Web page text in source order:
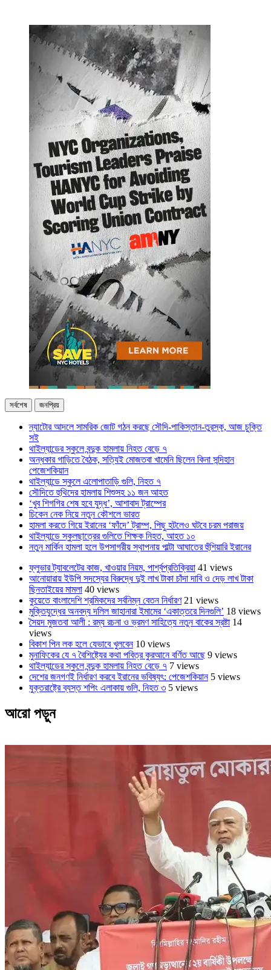
সর্বশেষ জনপ্রিয়
ন্যাটোর আদলে সামরিক জোট গঠন করছে সৌদি-পাকিস্তান-তুরস্ক, আজ চুক্তি
সই
থাইল্যান্ডের স্কুলে বন্দুক হামলায় নিহত বেড়ে ৭
অন্ধকার গাড়িতে বৈঠক, সত্যিই মোজতবা খামেনি ছিলেন কিনা সন্দিহান
পেজেশকিয়ান
থাইল্যান্ডে স্কুলে এলোপাতাড়ি গুলি, নিহত ৭
সৌদিতে হুথিদের হামলায় শিশুসহ ১১ জন আহত
‘খুব শিগগির শেষ হবে যুদ্ধ’, আশাবাদ ট্রাম্পের
চিকেন নেক নিয়ে নতুন কৌশলে ভারত
হামলা করতে গিয়ে ইরানের ‘ফাঁদে’ ট্রাম্প, পিছু হটলেও ঘটবে চরম পরাজয়
থাইল্যান্ডে স্কুলছাত্রের গুলিতে শিক্ষক নিহত, আহত ১০
নতুন মার্কিন হামলা হলে উপসাগরীয় স্থাপনায় পাল্টা আঘাতের হুঁশিয়ারি ইরানের
ফ্লুভার ট্যাবলেটের কাজ, খাওয়ার নিয়ম, পার্শ্বপ্রতিক্রিয়া 41 views
আনোয়ারায় ইউপি সদস্যের বিরুদ্ধে দুই লাখ টাকা চাঁদা দাবি ও দেড় লাখ টাকা
ছিনতাইয়ের মামলা 40 views
কুয়েতে বাংলাদেশি শ্রমিকদের সর্বনিম্ন বেতন নির্ধারণ 21 views
মুক্তিযুদ্ধের অনবদ্য দলিল জাহানারা ইমামের ‘একাত্তরে দিনগুলি’ 18 views
সৈয়দ মুজতবা আলী : রম্য রচনা ও ভ্রমণ সাহিত্যে নতুন বাকের স্রষ্টা 14
views
বিকাশ পিন লক হলে যেভাবে খুলবেন 10 views
মুনাফিকের যে ৭ বৈশিষ্ট্যের কথা পবিত্র কুরআনে বর্ণিত আছে 9 views
থাইল্যান্ডের স্কুলে বন্দুক হামলায় নিহত বেড়ে ৭ 7 views
দেশের জনগণই নির্ধারণ করবে ইরানের ভবিষ্যৎ: পেজেশকিয়ান 5 views
যুক্তরাষ্ট্রে ব্যস্ত শপিং এলাকায় গুলি, নিহত ৩ 5 views
আরো পড়ুন